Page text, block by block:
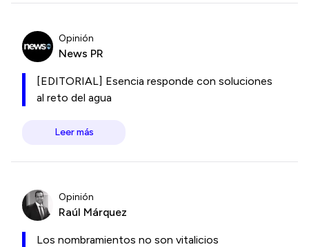
Opinión
News PR
[EDITORIAL] Esencia responde con soluciones
al reto del agua
Leer más
Opinión
Raúl Márquez
Los nombramientos no son vitalicios